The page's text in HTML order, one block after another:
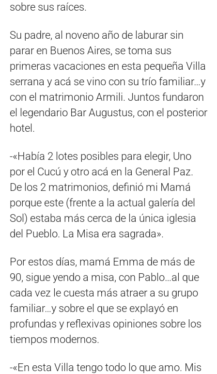
sobre sus raíces.
Su padre, al noveno año de laburar sin
parar en Buenos Aires, se toma sus
primeras vacaciones en esta pequeña Villa
serrana y acá se vino con su trío familiar…y
con el matrimonio Armili. Juntos fundaron
el legendario Bar Augustus, con el posterior
hotel.
-«Había 2 lotes posibles para elegir, Uno
por el Cucú y otro acá en la General Paz.
De los 2 matrimonios, definió mi Mamá
porque este (frente a la actual galería del
Sol) estaba más cerca de la única iglesia
del Pueblo. La Misa era sagrada».
Por estos días, mamá Emma de más de
90, sigue yendo a misa, con Pablo…al que
cada vez le cuesta más atraer a su grupo
familiar…y sobre el que se explayó en
profundas y reflexivas opiniones sobre los
tiempos modernos.
-«En esta Villa tengo todo lo que amo. Mis